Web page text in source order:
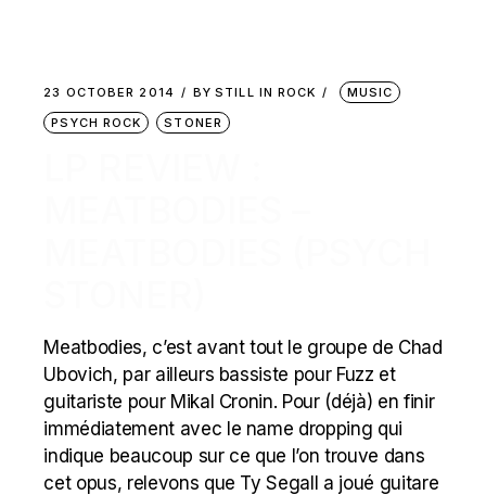
23 OCTOBER 2014 BY STILL IN ROCK
MUSIC
PSYCH ROCK
STONER
Meatbodies, c’est avant tout le groupe de Chad
Ubovich, par ailleurs bassiste pour Fuzz et
guitariste pour Mikal Cronin. Pour (déjà) en finir
immédiatement avec le name dropping qui
indique beaucoup sur ce que l’on trouve dans
cet opus, relevons que Ty Segall a joué guitare